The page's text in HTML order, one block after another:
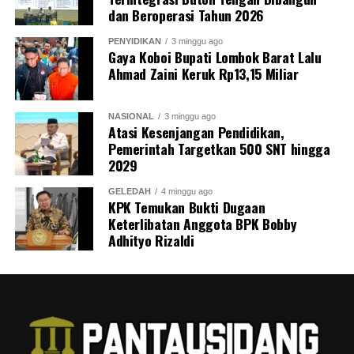
dan Beroperasi Tahun 2026
PENYIDIKAN 3 minggu ago
Gaya Koboi Bupati Lombok Barat Lalu
Ahmad Zaini Keruk Rp13,15 Miliar
NASIONAL 3 minggu ago
Atasi Kesenjangan Pendidikan,
Pemerintah Targetkan 500 SNT hingga
2029
GELEDAH 4 minggu ago
KPK Temukan Bukti Dugaan
Keterlibatan Anggota BPK Bobby
Adhityo Rizaldi